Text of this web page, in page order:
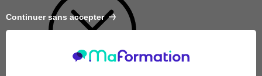
Continuer sans accepter